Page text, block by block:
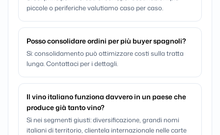
piccole o periferiche valutiamo caso per caso.
Posso consolidare ordini per più buyer spagnoli?
Sì: consolidamento può ottimizzare costi sulla tratta
lunga. Contattaci per i dettagli.
Il vino italiano funziona davvero in un paese che
produce già tanto vino?
Sì nei segmenti giusti: diversificazione, grandi nomi
italiani di territorio, clientela internazionale nelle carte